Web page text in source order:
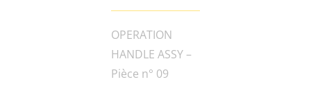
OPERATION
HANDLE ASSY –
Pièce n° 09